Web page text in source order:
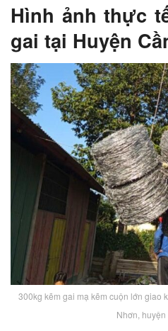
Hình ảnh thực
gai tại Huyện
300kg kẽm gai mạ kẽm cuộn lớn giao
Nhơn,